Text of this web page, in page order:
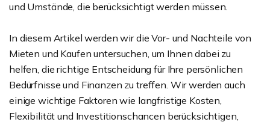
und Umstände, die berücksichtigt werden müssen.
In diesem Artikel werden wir die Vor- und Nachteile von
Mieten und Kaufen untersuchen, um Ihnen dabei zu
helfen, die richtige Entscheidung für Ihre persönlichen
Bedürfnisse und Finanzen zu treffen. Wir werden auch
einige wichtige Faktoren wie langfristige Kosten,
Flexibilität und Investitionschancen berücksichtigen,